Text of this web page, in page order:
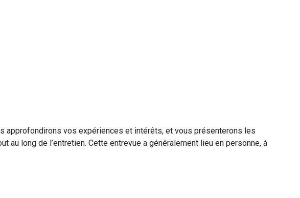
approfondirons vos expériences et intérêts, et vous présenterons les
long de l’entretien. Cette entrevue a généralement lieu en personne, à